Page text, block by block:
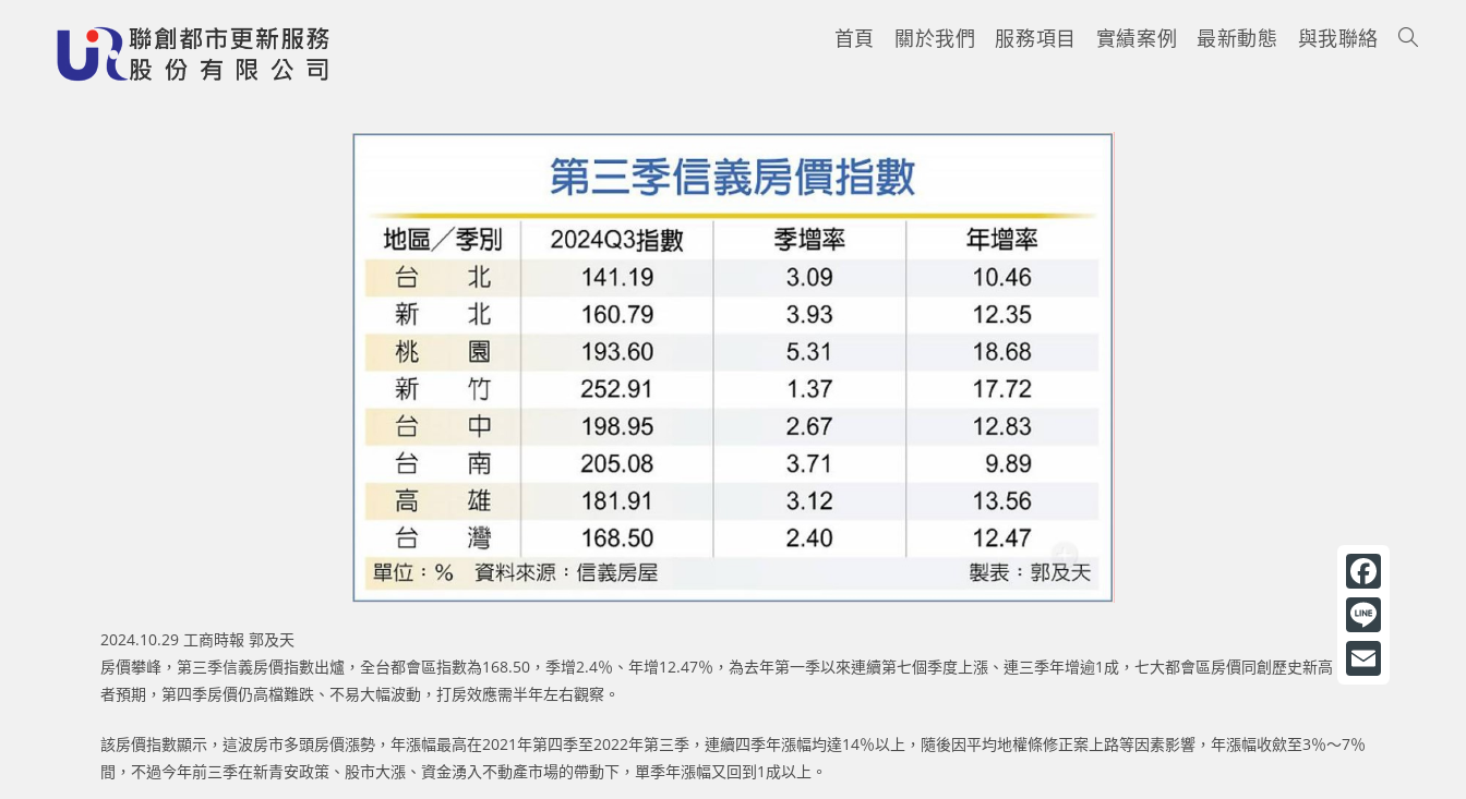
首頁 關於我們 服務項目 實績案例 最新動態 與我聯絡
2024.10.29 工商時報 郭及天
房價攀峰，第三季信義房價指數出爐，全台都會區指數為168.50，季增2.4％、年增12.47％，為去年第一季以來連續第七個季度上漲、連三季年增逾1成，七大都會區房價同創歷史新高。業
者預期，第四季房價仍高檔難跌、不易大幅波動，打房效應需半年左右觀察。
該房價指數顯示，這波房市多頭房價漲勢，年漲幅最高在2021年第四季至2022年第三季，連續四季年漲幅均達14％以上，隨後因平均地權條修正案上路等因素影響，年漲幅收歛至3％～7％
間，不過今年前三季在新青安政策、股市大漲、資金湧入不動產市場的帶動下，單季年漲幅又回到1成以上。
F
a
c
b
L
e